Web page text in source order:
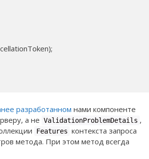
разработанном нами компоненте
а не ValidationProblemDetails ,
Features контекста запроса
метода. При этом метод всегда